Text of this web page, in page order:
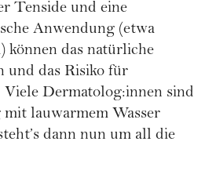
Tenside und eine
Anwendung (etwa
können das natürliche
und das Risiko für
Dermatolog:innen sind
lauwarmem Wasser
dann nun um all die